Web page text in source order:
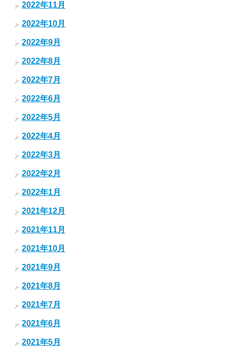
2022年11月
2022年10月
2022年9月
2022年8月
2022年7月
2022年6月
2022年5月
2022年4月
2022年3月
2022年2月
2022年1月
2021年12月
2021年11月
2021年10月
2021年9月
2021年8月
2021年7月
2021年6月
2021年5月